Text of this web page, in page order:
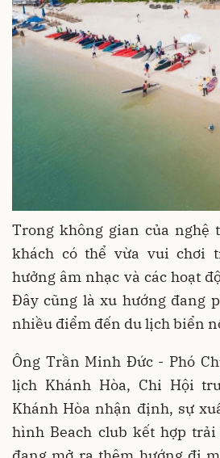
Trong không gian của nghệ
khách có thể vừa vui chơi
hưởng âm nhạc và các hoạt
Đây cũng là xu hướng đang
nhiều điểm đến du lịch biển
Ông Trần Minh Đức - Phó
lịch Khánh Hòa, Chi Hội
Khánh Hòa nhận định, sự
hình Beach club kết hợp